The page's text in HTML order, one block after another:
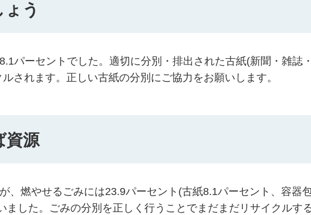
う
パーセントでした。適切に分別・排出された古紙(新聞・雑誌
されます。正しい古紙の分別にご協力をお願いします。
資源
、燃やせるごみには23.9パーセント(古紙8.1パーセント、容器
ました。ごみの分別を正しく行うことでまだまだリサイクルす